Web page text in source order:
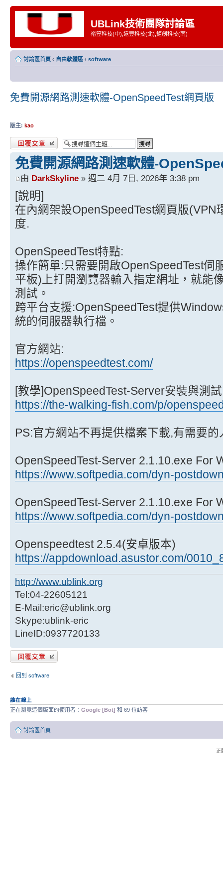
UBLink技術團隊討論區
裕笠科技(中),遠豐科技(北),鉅創科技(南)
討論區首頁 ‹ 自由軟體區 ‹ software
免費開源網路測速軟體-OpenSpeedTest網頁版
版主: kao
發表回覆
免費開源網路測速軟體-
由 DarkSkyline » 週二 4月 7日, 2026年 3:38 pm
[說明]
在內網架設OpenSpeedTest網頁版(VPN
度.
OpenSpeedTest特點:
操作簡單:只需要開啟OpenSpeedTest伺
平板)上打開瀏覽器輸入指定網址，就能
測試。
跨平台支援:OpenSpeedTest提供
統的伺服器執行檔。
官方網站:
https://openspeedtest.com/
[教學]OpenSpeedTest-Server安裝與測
https://the-walking-fish.com/p/
PS:官方網站不再提供檔案下載,有需要
OpenSpeedTest-Server 2.1.10.exe For
https://www.softpedia.com/dyn-
OpenSpeedTest-Server 2.1.10.exe For
https://www.softpedia.com/dyn-
Openspeedtest 2.5.4(安卓版本)
https://appdownload.asustor.com/
http://www.ublink.org
Tel:04-22605121
E-Mail:eric@ublink.org
Skype:ublink-eric
LineID:0937720133
發表回覆
回到 software
誰在線上
正在瀏覽這個版面的使用者： Google [Bot] 和 69 位訪客
討論區首頁
正